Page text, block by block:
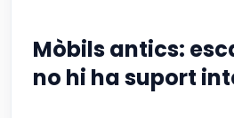
Mòbils antics:
no hi ha suport